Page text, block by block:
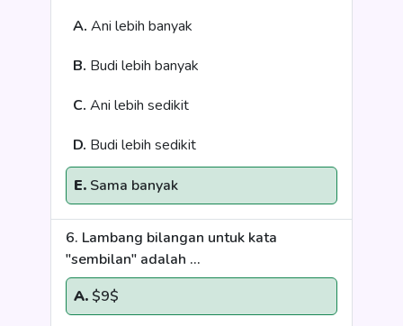
A. Ani lebih banyak
B. Budi lebih banyak
C. Ani lebih sedikit
D. Budi lebih sedikit
E. Sama banyak
6. Lambang bilangan untuk kata
"sembilan" adalah ...
A. $9$